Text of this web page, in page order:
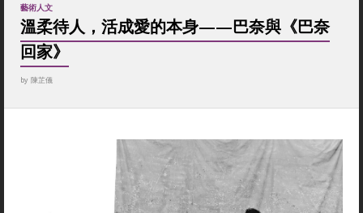
藝術人文
溫柔待人，活成愛的本身——巴奈與《巴奈
回家》
by 陳芷儀